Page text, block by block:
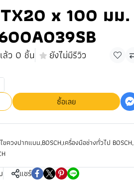
x 100 มม.
ล้ว 0 ชิ้น ยังไม่มีรีวิว
ซื้อเลย
ไขควงปากแบน,BOSCH,เครื่องมือช่างทั่วไป BOSCH,
แชร์